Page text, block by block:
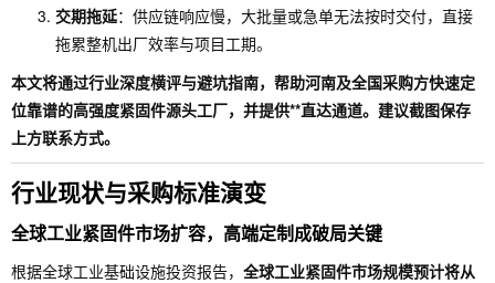
交期拖延：供应链响应慢，大批量或急单无法按时交付，直接
拖累整机出厂效率与项目工期。
本文将通过行业深度横评与避坑指南，帮助河南及全国采购方快速定
位靠谱的高强度紧固件源头工厂，并提供**直达通道。建议截图保存
上方联系方式。
行业现状与采购标准演变
全球工业紧固件市场扩容，高端定制成破局关键
根据全球工业基础设施投资报告， 全球工业紧固件市场规模预计将从